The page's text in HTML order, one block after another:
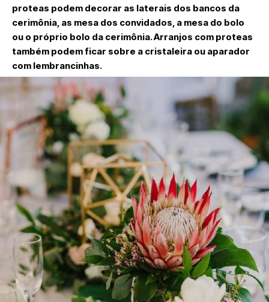
proteas podem decorar as laterais dos bancos da
cerimônia, as mesa dos convidados, a mesa do bolo
ou o próprio bolo da cerimônia. Arranjos com proteas
também podem ficar sobre a cristaleira ou aparador
com lembrancinhas.